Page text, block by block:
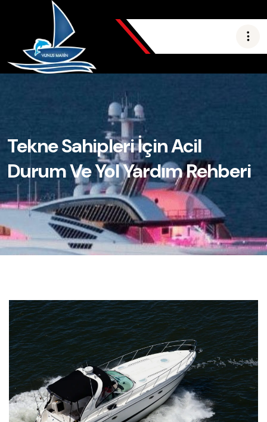
Tekne Sahipleri İçin Acil
Durum Ve Yol Yardım Rehberi